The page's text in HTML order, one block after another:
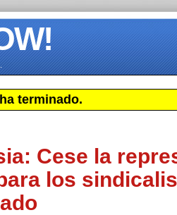
terminado.
Cese la
los